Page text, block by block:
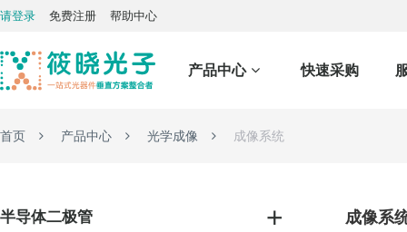
请登录 免费注册 帮助中心
产品中心 快速采购
首页 产品中心 光学成像 成像系统
半导体二极管 成像系